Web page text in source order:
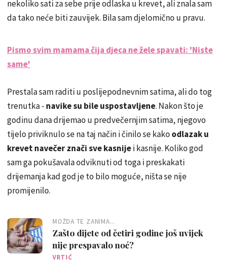
nekoliko sati za sebe prije odlaska u krevet, ali znala sam
da tako neće biti zauvijek. Bila sam djelomično u pravu.
Pismo svim mamama čija djeca ne žele spavati: 'Niste
same'
Prestala sam raditi u poslijepodnevnim satima, ali do tog
trenutka - navike su bile uspostavljene. Nakon što je
godinu dana drijemao u predvečernjim satima, njegovo
tijelo priviknulo se na taj način i činilo se kako odlazak u
krevet navečer znači sve kasnijei kasnije. Koliko god
sam ga pokušavala odviknuti od toga i preskakati
drijemanja kad god je to bilo moguće, ništa se nije
promijenilo.
MOŽDA TE ZANIMA...
Zašto dijete od četiri godine još uvijek
nije prespavalo noć?
VRTIĆ